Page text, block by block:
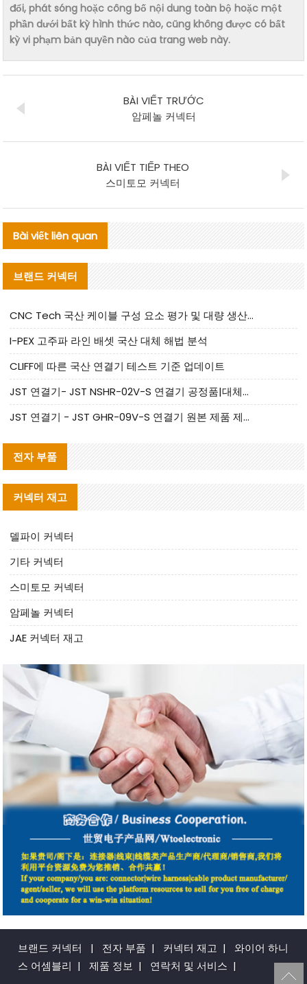
đổi, phát sóng hoặc công bố nội dung toàn bộ hoặc một
phần dưới bất kỳ hình thức nào, cũng không được có bất
kỳ vi phạm bản quyền nào của trang web này.
BÀI VIẾT TRƯỚC
암페놀 커넥터
BÀI VIẾT TIẾP THEO
스미토모 커넥터
Bài viết liên quan
브랜드 커넥터
CNC Tech 국산 케이블 구성 요소 평가 및 대량 생산 적합성 가이드
I-PEX 고주파 라인 배셋 국산 대체 해법 분석
CLIFF에 따른 국산 연결기 테스트 기준 업데이트
JST 연결기- JST NSHR-02V-S 연결기 공정품|대체품 제공
JST 연결기 - JST GHR-09V-S 연결기 원본 제품 제공 | 대체품 제공
전자 부품
커넥터 재고
델파이 커넥터
기타 커넥터
스미토모 커넥터
암페놀 커넥터
JAE 커넥터 재고
브랜드 커넥터 | 전자 부품 | 커넥터 재고 |
와이어 하니
스 어셈블리 | 제품 정보 | 연락처 및 서비스 |